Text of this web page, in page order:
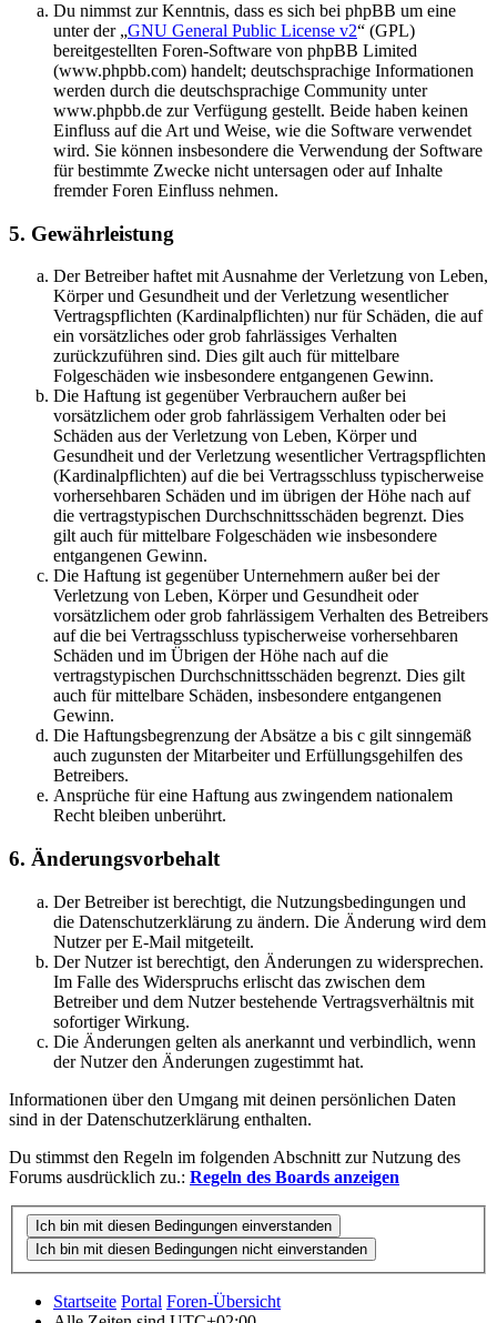
Du nimmst zur Kenntnis, dass es sich bei phpBB um eine
unter der „GNU General Public License v2“ (GPL)
bereitgestellten Foren-Software von phpBB Limited
(www.phpbb.com) handelt; deutschsprachige Informationen
werden durch die deutschsprachige Community unter
www.phpbb.de zur Verfügung gestellt. Beide haben keinen
Einfluss auf die Art und Weise, wie die Software verwendet
wird. Sie können insbesondere die Verwendung der Software
für bestimmte Zwecke nicht untersagen oder auf Inhalte
fremder Foren Einfluss nehmen.
5. Gewährleistung
Der Betreiber haftet mit Ausnahme der Verletzung von Leben,
Körper und Gesundheit und der Verletzung wesentlicher
Vertragspflichten (Kardinalpflichten) nur für Schäden, die auf
ein vorsätzliches oder grob fahrlässiges Verhalten
zurückzuführen sind. Dies gilt auch für mittelbare
Folgeschäden wie insbesondere entgangenen Gewinn.
Die Haftung ist gegenüber Verbrauchern außer bei
vorsätzlichem oder grob fahrlässigem Verhalten oder bei
Schäden aus der Verletzung von Leben, Körper und
Gesundheit und der Verletzung wesentlicher Vertragspflichten
(Kardinalpflichten) auf die bei Vertragsschluss typischerweise
vorhersehbaren Schäden und im übrigen der Höhe nach auf
die vertragstypischen Durchschnittsschäden begrenzt. Dies
gilt auch für mittelbare Folgeschäden wie insbesondere
entgangenen Gewinn.
Die Haftung ist gegenüber Unternehmern außer bei der
Verletzung von Leben, Körper und Gesundheit oder
vorsätzlichem oder grob fahrlässigem Verhalten des Betreibers
auf die bei Vertragsschluss typischerweise vorhersehbaren
Schäden und im Übrigen der Höhe nach auf die
vertragstypischen Durchschnittsschäden begrenzt. Dies gilt
auch für mittelbare Schäden, insbesondere entgangenen
Gewinn.
Die Haftungsbegrenzung der Absätze a bis c gilt sinngemäß
auch zugunsten der Mitarbeiter und Erfüllungsgehilfen des
Betreibers.
Ansprüche für eine Haftung aus zwingendem nationalem
Recht bleiben unberührt.
6. Änderungsvorbehalt
Der Betreiber ist berechtigt, die Nutzungsbedingungen und
die Datenschutzerklärung zu ändern. Die Änderung wird dem
Nutzer per E-Mail mitgeteilt.
Der Nutzer ist berechtigt, den Änderungen zu widersprechen.
Im Falle des Widerspruchs erlischt das zwischen dem
Betreiber und dem Nutzer bestehende Vertragsverhältnis mit
sofortiger Wirkung.
Die Änderungen gelten als anerkannt und verbindlich, wenn
der Nutzer den Änderungen zugestimmt hat.
Informationen über den Umgang mit deinen persönlichen Daten
sind in der Datenschutzerklärung enthalten.
Du stimmst den Regeln im folgenden Abschnitt zur Nutzung des
Forums ausdrücklich zu.: Regeln des Boards anzeigen
Startseite Portal Foren-Übersicht